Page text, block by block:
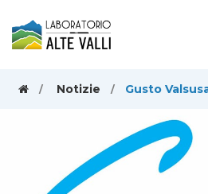
Notizie Gusto Valsusa torna in